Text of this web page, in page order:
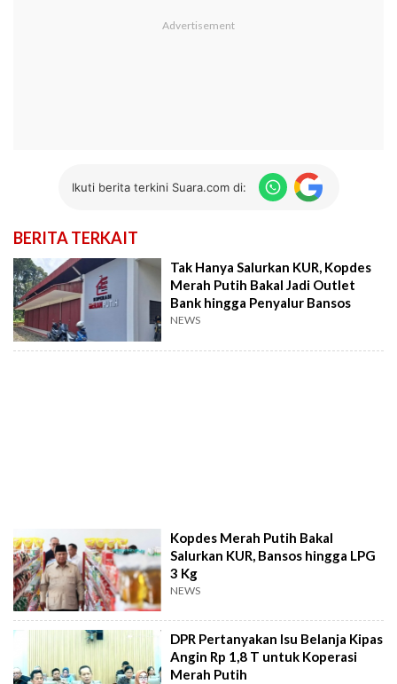
Ikuti berita terkini Suara.com di:
BERITA TERKAIT
Tak Hanya Salurkan KUR, Kopdes
Merah Putih Bakal Jadi Outlet
Bank hingga Penyalur Bansos
NEWS
Kopdes Merah Putih Bakal
Salurkan KUR, Bansos hingga LPG
3 Kg
NEWS
DPR Pertanyakan Isu Belanja Kipas
Angin Rp 1,8 T untuk Koperasi
Merah Putih